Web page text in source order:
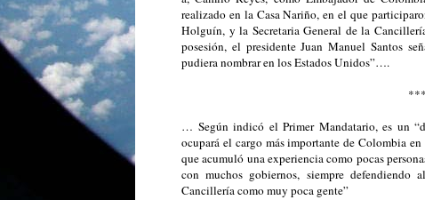
realizado en la Casa Nariño, en el que
Holguín, y la Secretaria General de la
posesión, el presidente Juan Manuel Santos
pudiera nombrar en los Estados Unidos”….
… Según indicó el Primer Mandatario, es un
ocupará el cargo más importante de Colombia
que acumuló una experiencia como pocas
con muchos gobiernos, siempre
Cancillería como muy poca gente”